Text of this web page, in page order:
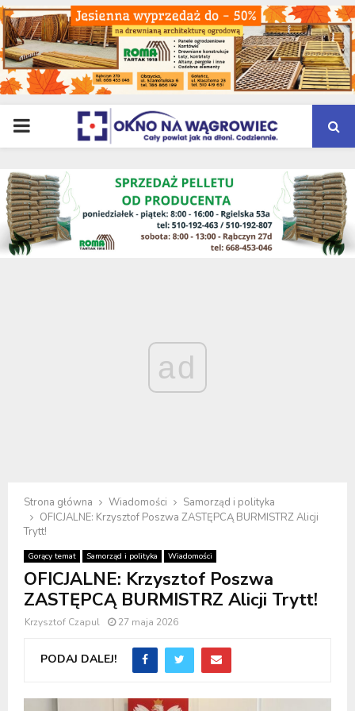
PRIMARY
MENU
ad
Strona główna Wiadomości
Samorząd i polityka
OFICJALNE: Krzysztof Poszwa ZASTĘPCĄ BURMISTRZ Alicji
Trytt!
Gorący temat Samorząd i polityka Wiadomości
OFICJALNE: Krzysztof Poszwa
ZASTĘPCĄ BURMISTRZ Alicji Trytt!
Krzysztof Czapul 27 maja 2026
PODAJ DALEJ!